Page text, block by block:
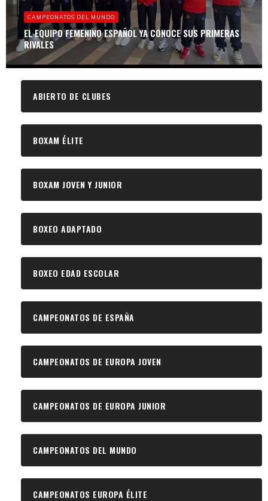
CAMPEONATOS DEL MUNDO
EL EQUIPO FEMENINO ESPAÑOL YA CONOCE SUS PRIMERAS
RIVALES
ABIERTO DE CLUBES
BOXAM ÉLITE
BOXAM JOVEN Y JUNIOR
BOXEO ADAPTADO
BOXEO EDAD ESCOLAR
CAMPEONATOS DE ESPAÑA
CAMPEONATOS DE EUROPA JOVEN
CAMPEONATOS DE EUROPA JUNIOR
CAMPEONATOS DEL MUNDO
CAMPEONATOS EUROPA ÉLITE